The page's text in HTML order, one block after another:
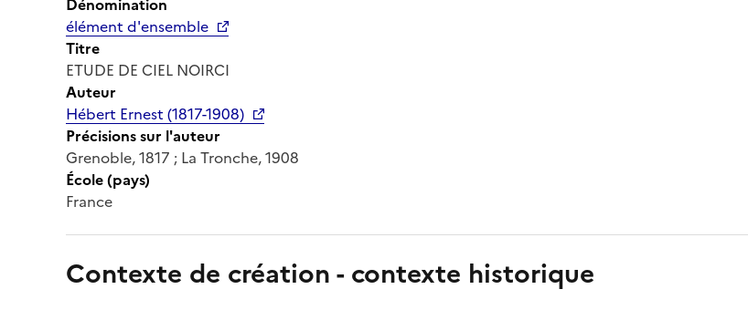
élément d'ensemble
Titre
ETUDE DE CIEL NOIRCI
Auteur
Hébert Ernest (1817-1908)
Précisions sur l'auteur
Grenoble, 1817 ; La Tronche, 1908
École (pays)
France
Contexte de création - contexte historique